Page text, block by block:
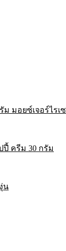
ม มอยซ์เจอร์ไร
ปปี้ ครีม 30 กรัม
น